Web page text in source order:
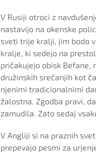
V Rusiji otroci z
nastavijo na okenske
sveti trije kralji, jim bodo
kralje, ki sedejo na
pričakujejo obisk Befane,
družinskih srečanjih kot
njenimi tradicionalnimi
žalostna. Zgodba pravi,
zamudila. Zato sedaj
V Angliji si na praznih
prepevajo pesmi za